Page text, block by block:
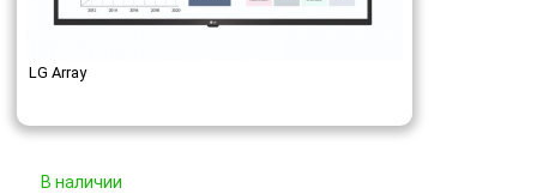
LG Array
В наличии